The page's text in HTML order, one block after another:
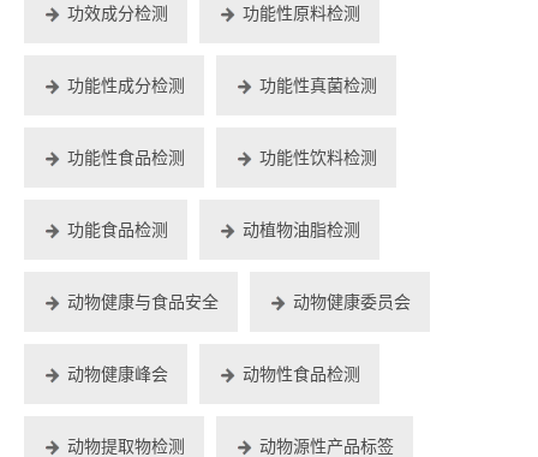
功效成分检测 功能性原料检测
功能性成分检测 功能性真菌检测
功能性食品检测 功能性饮料检测
功能食品检测 动植物油脂检测
动物健康与食品安全 动物健康委员会
动物健康峰会 动物性食品检测
动物提取物检测 动物源性产品标签